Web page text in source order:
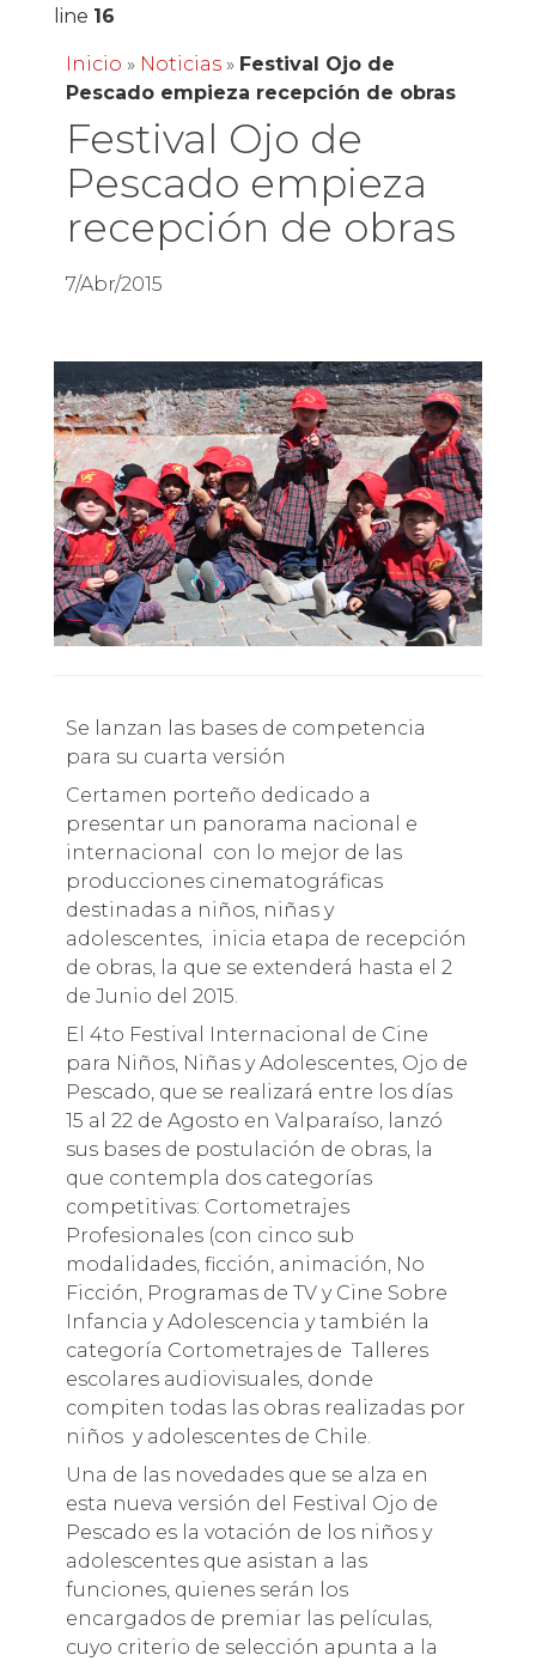
line 16
Inicio » Noticias» Festival Ojo de
Pescado empieza recepción de obras
Festival Ojo de
Pescado empieza
recepción de obras
7/Abr/2015
Se lanzan las bases de competencia
para su cuarta versión
Certamen porteño dedicado a
presentar un panorama nacional e
internacional con lo mejor de las
producciones cinematográficas
destinadas a niños, niñas y
adolescentes, inicia etapa de recepción
de obras, la que se extenderá hasta el 2
de Junio del 2015.
El 4to Festival Internacional de Cine
para Niños, Niñas y Adolescentes, Ojo de
Pescado, que se realizará entre los días
15 al 22 de Agosto en Valparaíso, lanzó
sus bases de postulación de obras, la
que contempla dos categorías
competitivas: Cortometrajes
Profesionales (con cinco sub
modalidades, ficción, animación, No
Ficción, Programas de TV y Cine Sobre
Infancia y Adolescencia y también la
categoría Cortometrajes de Talleres
escolares audiovisuales, donde
compiten todas las obras realizadas por
niños y adolescentes de Chile.
Una de las novedades que se alza en
esta nueva versión del Festival Ojo de
Pescado es la votación de los niños y
adolescentes que asistan a las
funciones, quienes serán los
encargados de premiar las películas,
cuyo criterio de selección apunta a la